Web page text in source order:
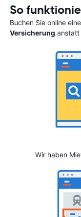
So
Buchen Sie online
Versicherung anstatt
Wir haben